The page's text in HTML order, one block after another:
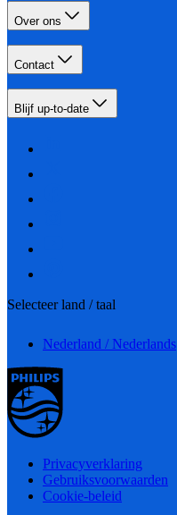
Over ons
Contact
Blijf up-to-date
Selecteer land / taal
Nederland / Nederlands
Privacyverklaring
Gebruiksvoorwaarden
Cookie-beleid